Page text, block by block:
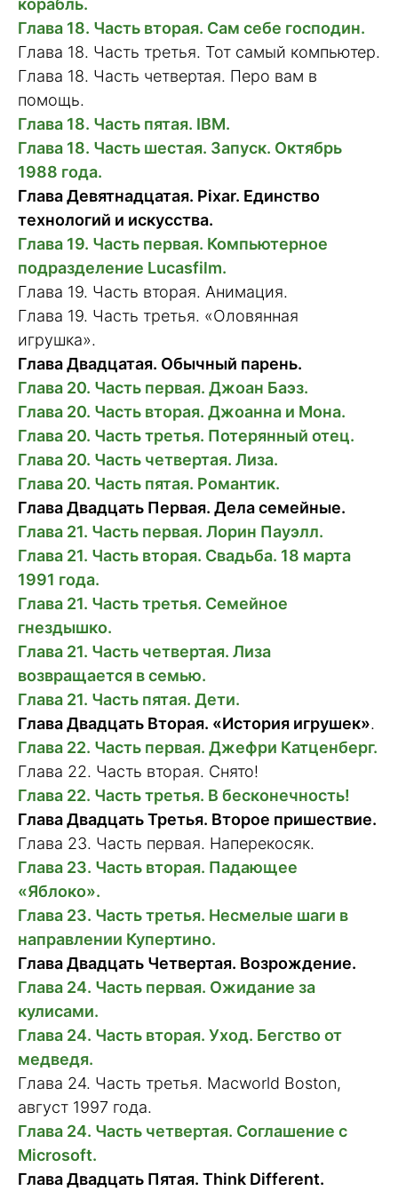
корабль.
Глава 18. Часть вторая. Сам себе господин.
Глава 18. Часть третья. Тот самый компьютер.
Глава 18. Часть четвертая. Перо вам в
помощь.
Глава 18. Часть пятая. IBM.
Глава 18. Часть шестая. Запуск. Октябрь
1988 года.
Глава Девятнадцатая. Pixar. Единство
технологий и искусства.
Глава 19. Часть первая. Компьютерное
подразделение Lucasfilm.
Глава 19. Часть вторая. Анимация.
Глава 19. Часть третья. «Оловянная
игрушка».
Глава Двадцатая. Обычный парень.
Глава 20. Часть первая. Джоан Баэз.
Глава 20. Часть вторая. Джоанна и Мона.
Глава 20. Часть третья. Потерянный отец.
Глава 20. Часть четвертая. Лиза.
Глава 20. Часть пятая. Романтик.
Глава Двадцать Первая. Дела семейные.
Глава 21. Часть первая. Лорин Пауэлл.
Глава 21. Часть вторая. Свадьба. 18 марта
1991 года.
Глава 21. Часть третья. Семейное
гнездышко.
Глава 21. Часть четвертая. Лиза
возвращается в семью.
Глава 21. Часть пятая. Дети.
Глава Двадцать Вторая. «История игрушек».
Глава 22. Часть первая. Джефри Катценберг.
Глава 22. Часть вторая. Снято!
Глава 22. Часть третья. В бесконечность!
Глава Двадцать Третья. Второе пришествие.
Глава 23. Часть первая. Наперекосяк.
Глава 23. Часть вторая. Падающее
«Яблоко».
Глава 23. Часть третья. Несмелые шаги в
направлении Купертино.
Глава Двадцать Четвертая. Возрождение.
Глава 24. Часть первая. Ожидание за
кулисами.
Глава 24. Часть вторая. Уход. Бегство от
медведя.
Глава 24. Часть третья. Macworld Boston,
август 1997 года.
Глава 24. Часть четвертая. Соглашение с
Microsoft.
Глава Двадцать Пятая. Think Different.